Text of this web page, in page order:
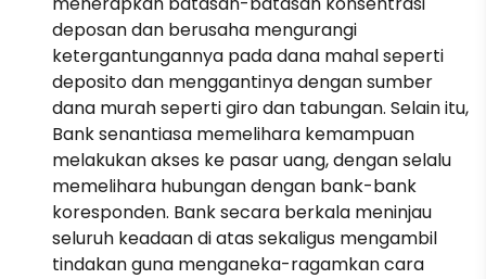
deposan dan berusaha mengurangi
ketergantungannya pada dana mahal seperti
deposito dan menggantinya dengan sumber
dana murah seperti giro dan tabungan. Selain itu,
Bank senantiasa memelihara kemampuan
melakukan akses ke pasar uang, dengan selalu
memelihara hubungan dengan bank-bank
koresponden. Bank secara berkala meninjau
seluruh keadaan di atas sekaligus mengambil
tindakan guna menganeka-ragamkan cara